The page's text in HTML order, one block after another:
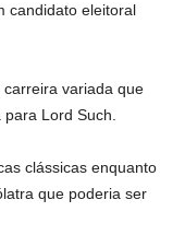
candidato eleitoral
variada que
Lord Such.
clássicas enquanto
que poderia ser